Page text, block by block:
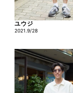
ユウジ
2021.9/28